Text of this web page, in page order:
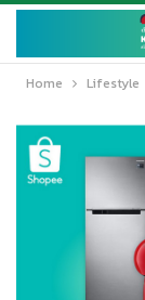
Home Lifestyle